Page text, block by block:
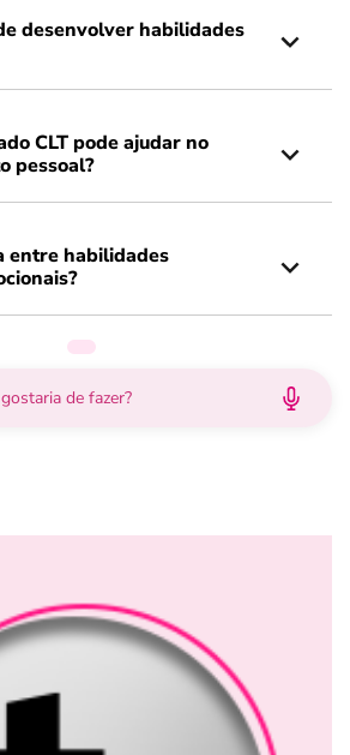
desenvolver habilidades
CLT pode ajudar no
pessoal?
entre habilidades